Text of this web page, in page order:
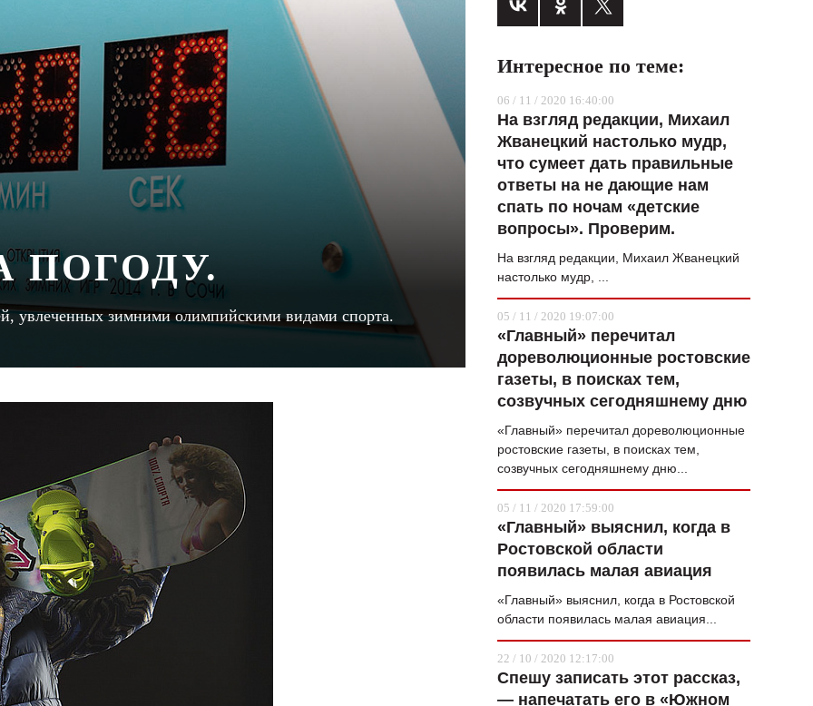
СТИЛЬ ЖИЗНИ
ХАЙП
ЧЕЛОВЕК ОСОБЕННЫЙ
КУЛЬТ ЕДЫ
АФИША
ПОГОДУ.
увлеченных зимними олимпийскими видами спорта.
Интересное по теме:
06 / 11 / 2020 16:40:00
На взгляд редакции, Михаил
Жванецкий настолько мудр,
что сумеет дать правильные
ответы на не дающие нам
спать по ночам «детские
вопросы». Проверим.
На взгляд редакции, Михаил Жванецкий
настолько мудр, ...
05 / 11 / 2020 19:07:00
«Главный» перечитал
дореволюционные ростовские
газеты, в поисках тем,
созвучных сегодняшнему дню
«Главный» перечитал дореволюционные
ростовские газеты, в поисках тем,
созвучных сегодняшнему дню...
05 / 11 / 2020 17:59:00
«Главный» выяснил, когда в
Ростовской области
появилась малая авиация
«Главный» выяснил, когда в Ростовской
области появилась малая авиация...
22 / 10 / 2020 12:17:00
Спешу записать этот рассказ,
— напечатать его в «Южном